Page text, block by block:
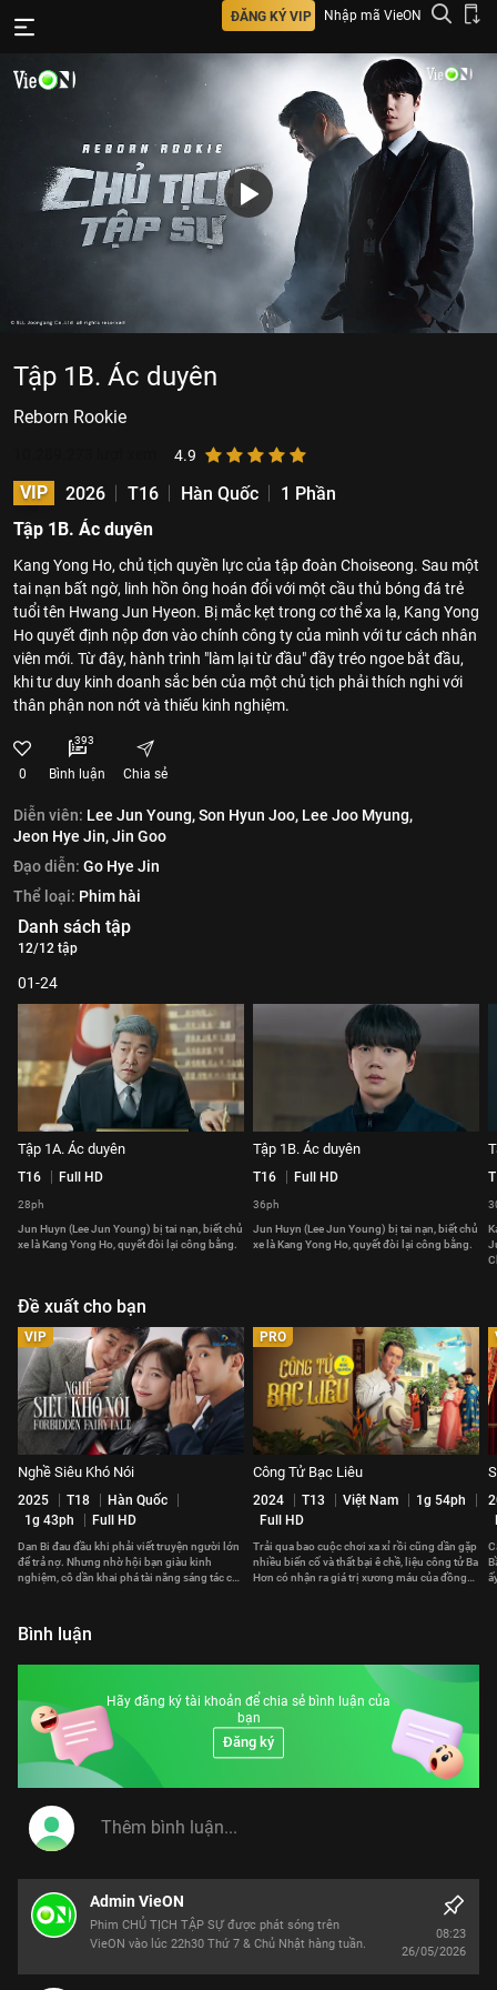
ĐĂNG KÝ VIP Nhập mã VieON
Tập 1B. Ác duyên
Reborn Rookie
4.9
VIP 2026 T16 Hàn Quốc
1 Phần
Tập 1B. Ác duyên
Kang Yong Ho, chủ tịch quyền lực của tập đoàn Choiseong. Sau một
tai nạn bất ngờ, linh hồn ông hoán đổi với một cầu thủ bóng đá trẻ
tuổi tên Hwang Jun Hyeon. Bị mắc kẹt trong cơ thể xa lạ, Kang Yong
Ho quyết định nộp đơn vào chính công ty của mình với tư cách nhân
viên mới. Từ đây, hành trình "làm lại từ đầu" đầy tréo ngoe bắt đầu,
khi tư duy kinh doanh sắc bén của một chủ tịch phải thích nghi với
thân phận non nớt và thiếu kinh nghiệm.
0
393
Bình luận Chia sẻ
Diễn viên: Lee Jun Young,Son Hyun Joo, Lee Joo Myung,
Jeon Hye Jin,Jin Goo
Đạo diễn: Go Hye Jin
Thể loại: Phim hài
Danh sách tập
12/12 tập
01-24
Tập 1A. Ác duyên
T16 Full HD
28ph
Jun Huyn (Lee Jun Young) bị tai nạn, biết chủ
xe là Kang Yong Ho, quyết đòi lại công bằng.
Tập 1B. Ác duyên
T16 Full HD
36ph
Jun Huyn (Lee Jun Young) bị tai nạn, biết chủ
xe là Kang Yong Ho, quyết đòi lại công bằng.
Đề xuất cho bạn
VIP
Nghề Siêu Khó Nói
2025 T18
Hàn Quốc
1g 43ph
Full HD
Dan Bi đau đầu khi phải viết truyện người lớn
để trả nợ. Nhưng nhờ hội bạn giàu kinh
nghiệm, cô dần khai phá tài năng sáng tác của
PRO
Công Tử Bạc Liêu
2024 T13 Việt Nam
1g 54ph
Full HD
Trải qua bao cuộc chơi xa xỉ rồi cũng dần gặp
nhiều biến cố và thất bại ê chề, liệu công tử Ba
Hơn có nhận ra giá trị xương máu của đồng
Bình luận
Hãy đăng ký tài khoản để chia sẻ bình luận của
bạn
Đăng ký
Admin VieON
Phim CHỦ TỊCH TẬP SỰ được phát sóng trên
VieON vào lúc 22h30 Thứ 7 & Chủ Nhật hàng tuần.
08:23
26/05/2026